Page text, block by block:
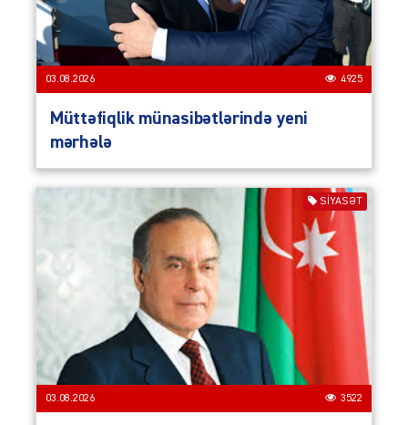
03.08.2026 4925
Müttəfiqlik münasibətlərində yeni
mərhələ
SIYASƏT
03.08.2026 3522